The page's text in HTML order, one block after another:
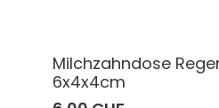
Milchzahndose
6x4x4cm